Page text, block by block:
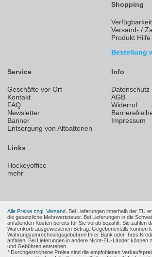
Shopping
Verfügbarkeit
Versand- /
Produkt Hilfe
Bestellung
Service
Geschäfte vor Ort
Kontakt
FAQ
Newsletter
Banner
Entsorgung von Altbatterien
Info
Datenschutz
AGB
Widerruf
Impressum
Links
Hockeyoffice
mehr
Alle Preise zzgl. Versand. Bei Lieferungen innerhalb der EU
die gesetzliche Mehrwertsteuer. Bei Lieferungen in die
anfallenden Kosten bereits für Sie vorab bezahlt. Sie zahlen
Warenkorb ausgewiesenen Betrag. Gegebenenfalls können
Währungsumrechnungsgebühren Ihrer Bank oder Ihres
anfallen. Bei Lieferungen in andere Nicht-EU-Länder können
und Gebühren entstehen.
* Durchgestrichene Preise sind die empfohlenen